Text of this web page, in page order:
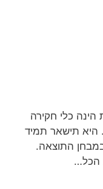
כלי חקירה
תישאר תמיד
התוצאה.